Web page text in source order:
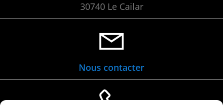
30740 Le Cailar
Nous contacter